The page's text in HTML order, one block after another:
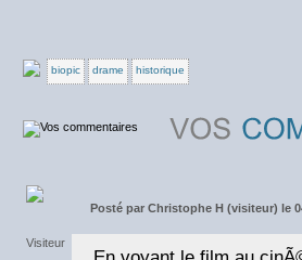
biopic drame historique
Posté par Christophe H (visiteur) le